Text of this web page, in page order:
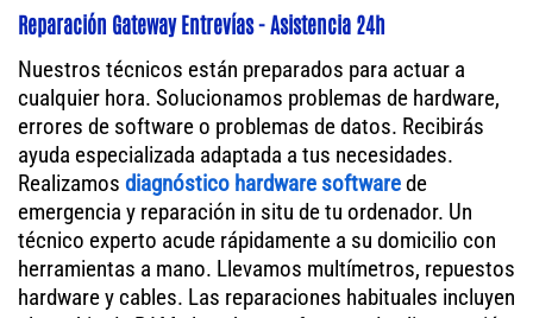
Reparación Gateway Entrevías - Asistencia 24h
Nuestros técnicos están preparados para actuar a
cualquier hora. Solucionamos problemas de hardware,
errores de software o problemas de datos. Recibirás
ayuda especializada adaptada a tus necesidades.
Realizamos diagnóstico hardware softwarede
emergencia y reparación in situ de tu ordenador. Un
técnico experto acude rápidamente a su domicilio con
herramientas a mano. Llevamos multímetros, repuestos
hardware y cables. Las reparaciones habituales incluyen